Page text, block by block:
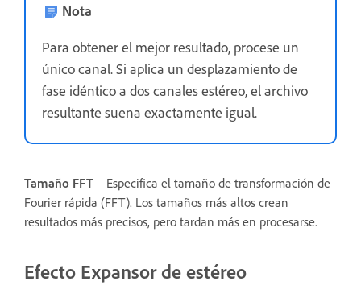
Nota
Para obtener el mejor resultado, procese un
único canal. Si aplica un desplazamiento de
fase idéntico a dos canales estéreo, el archivo
resultante suena exactamente igual.
Tamaño FFT
Especifica el tamaño de transformación de
Fourier rápida (FFT). Los tamaños más altos crean
resultados más precisos, pero tardan más en procesarse.
Efecto Expansor de estéreo